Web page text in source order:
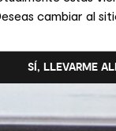
cambiar al
SÍ, LLEVARME